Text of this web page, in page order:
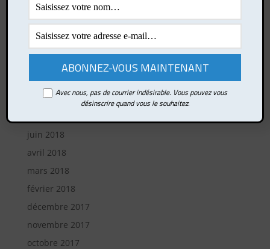
janvier 2022
janvier 2021
mars 2019
février 2019
octobre 2018
juin 2018
avril 2018
mars 2018
février 2018
décembre 2017
novembre 2017
octobre 2017
Avec nous, pas de courrier indésirable. Vous pouvez vous
désinscrire quand vous le souhaitez.